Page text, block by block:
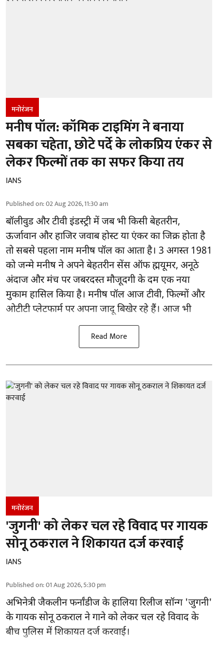
मनोरंजन
मनीष पॉल: कॉमिक टाइमिंग ने बनाया
सबका चहेता, छोटे पर्दे के लोकप्रिय एंकर से
लेकर फिल्मों तक का सफर किया तय
IANS
Published on:02 Aug 2026, 11:30 am
बॉलीवुड और टीवी इंडस्ट्री में जब भी किसी बेहतरीन,
ऊर्जावान और हाजिर जवाब होस्ट या एंकर का जिक्र होता है
तो सबसे पहला नाम मनीष पॉल का आता है। 3 अगस्त 1981
को जन्मे मनीष ने अपने बेहतरीन सेंस ऑफ ह्मयूमर, अनूठे
अंदाज और मंच पर जबरदस्त मौजूदगी के दम एक नया
मुकाम हासिल किया है। मनीष पॉल आज टीवी, फिल्मों और
ओटीटी प्लेटफार्म पर अपना जादू बिखेर रहे हैं। आज भी
Read More
मनोरंजन
'जुगनी' को लेकर चल रहे विवाद पर गायक
सोनू ठकराल ने शिकायत दर्ज करवाई
IANS
Published on:01 Aug 2026, 5:30 pm
अभिनेत्री जैकलीन फर्नांडीज के हालिया रिलीज सॉन्ग 'जुगनी'
के गायक सोनू ठकराल ने गाने को लेकर चल रहे विवाद के
बीच पुलिस में शिकायत दर्ज करवाई।